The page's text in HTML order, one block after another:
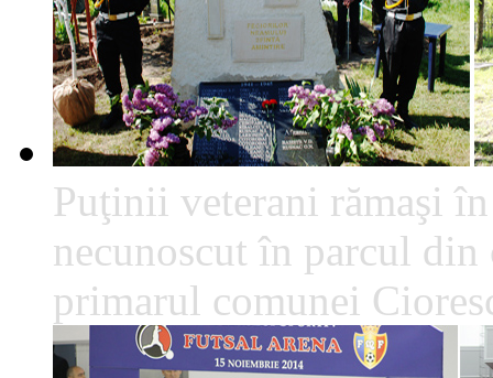
Puţinii veterani rămaşi
necunoscut în parcul
primarul comunei